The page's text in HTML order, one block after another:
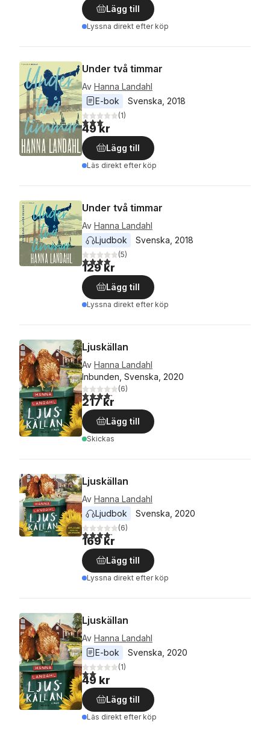
Lägg till
Lyssna direkt efter köp
Under två timmar
Av Hanna Landahl
E-bok
Svenska 2018
3,0utav 5 stjärnor. Totalt antal röster:
(1)
49 kr
Lägg till
Läs direkt efter köp
Under två timmar
Av Hanna Landahl
Ljudbok
Svenska 2018
4,0utav 5 stjärnor. Totalt antal röster:
(5)
129 kr
Lägg till
Lyssna direkt efter köp
Ljuskällan
Av Hanna Landahl
Inbunden, Svenska, 2020
4,2utav 5 stjärnor. Totalt antal röster:
(6)
217 kr
Lägg till
Skickas
Ljuskällan
Av Hanna Landahl
Ljudbok
Svenska 2020
4,2utav 5 stjärnor. Totalt antal röster:
(6)
169 kr
Lägg till
Lyssna direkt efter köp
Ljuskällan
Av Hanna Landahl
E-bok
Svenska 2020
2,0utav 5 stjärnor. Totalt antal röster:
(1)
49 kr
Lägg till
Läs direkt efter köp